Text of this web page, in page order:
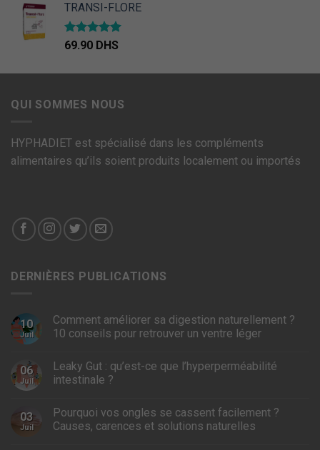
TRANSI-FLORE
Note4.67
69.90 DHS
QUI SOMMES NOUS
HYPHADIET est spécialisé dans les compléments
alimentaires qu’ils soient produits localement ou importés
DERNIÈRES PUBLICATIONS
10
Juil
Comment améliorer sa digestion naturellement ?
10 conseils pour retrouver un ventre léger
06
Juil
Leaky Gut : qu’est-ce que l’hyperperméabilité
intestinale ?
03
Juil
Pourquoi vos ongles se cassent facilement ?
Causes, carences et solutions naturelles